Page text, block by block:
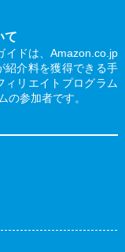
て
イドは、Amazon.co.jp
紹介料を獲得できる手
ィリエイトプログラム
の参加者です。